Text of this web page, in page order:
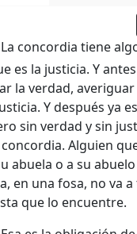
La concordia tiene
es la justicia. Y
la verdad,
Y después ya
sin verdad y sin
Alguien
abuela o a su
en una fosa, no va
que lo encuentre.